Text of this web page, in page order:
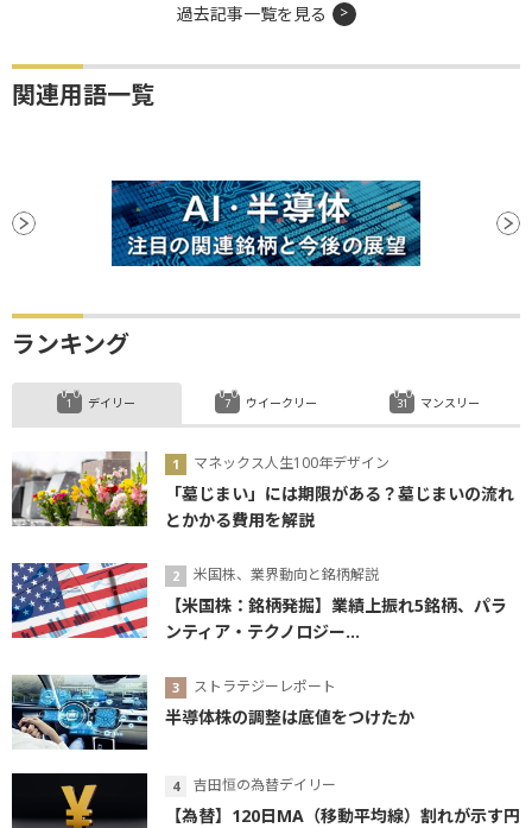
過去記事一覧を見る
関連用語一覧
ランキング
デイリー
マネックス人生100年デザイン
「墓じまい」には期限がある？墓じまいの流れ
とかかる費用を解説
米国株、業界動向と銘柄解説
【米国株：銘柄発掘】業績上振れ5銘柄、パラ
ンティア・テクノロジー...
ストラテジーレポート
半導体株の調整は底値をつけたか
吉田恒の為替デイリー
【為替】120日MA（移動平均線）割れが示す円
ウイークリー マンスリー